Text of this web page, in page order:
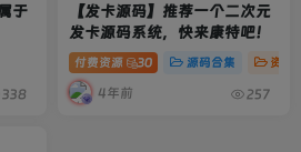
于
338
【发卡源码】推荐一个二次元
发卡源码系统，快来康特吧！
付费资源 30 源码合集 资源
4年前 257